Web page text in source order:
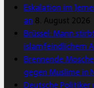
Eskalation im
an 8. August 2026
Brüssel: Mann
islamfeindlichem
Brennende
gegen Muslime in
Deutsche Politiker